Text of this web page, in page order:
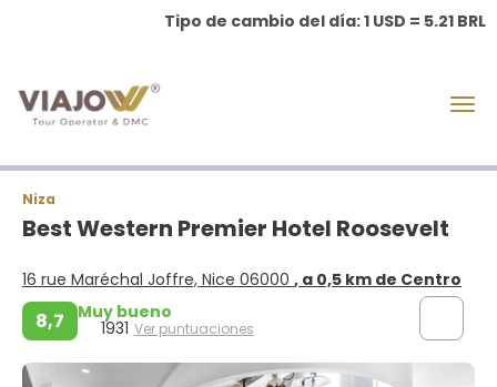
Tipo de cambio del día: 1 USD = 5.21 BRL
Niza
Best Western Premier Hotel Roosevelt
16 rue Maréchal Joffre, Nice 06000 , a 0,5 km de Centro
8,7 Muy bueno
1931 Ver puntuaciones